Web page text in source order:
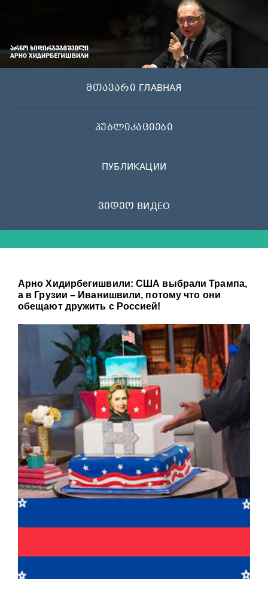
მთავარი ГЛАВНАЯ
პუბლიკაციები
ПУБЛИКАЦИИ
ვიდეო ВИДЕО
Арно Хидирбегишвили: США выбрали Трампа,
а в Грузии – Иванишвили, потому что они
обещают дружить с Россией!